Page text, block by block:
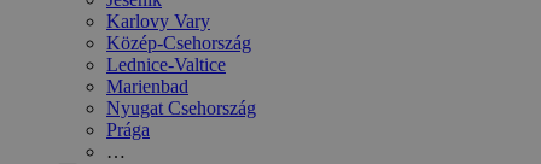
Karlovy Vary
Közép-Csehország
Lednice-Valtice
Marienbad
Nyugat Csehország
Prága
…